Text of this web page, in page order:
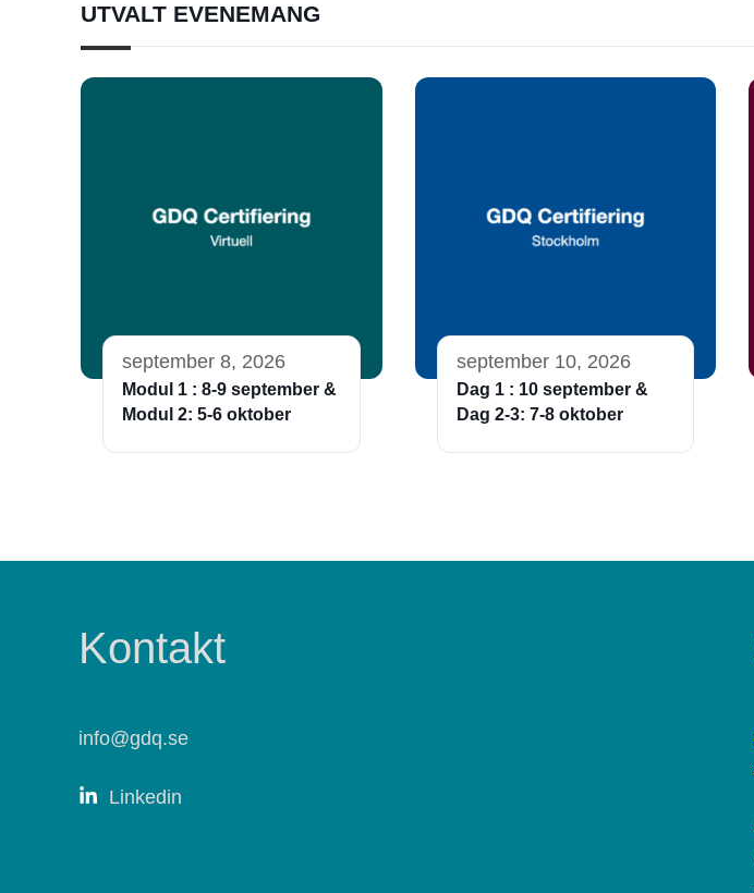
UTVALT EVENEMANG
september 8, 2026
Modul 1 : 8-9 september &
Modul 2: 5-6 oktober
september 10, 2026
Dag 1 : 10 september &
Dag 2-3: 7-8 oktober
Kontakt
info@gdq.se
Linkedin